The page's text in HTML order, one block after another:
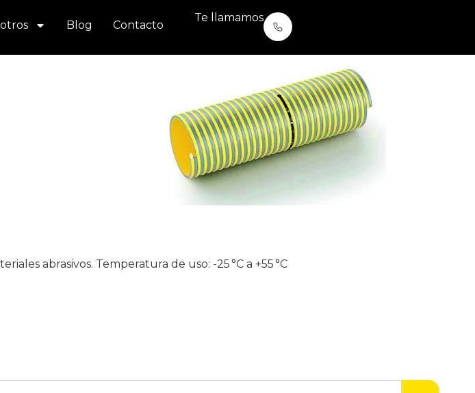
Blog Contacto
Te llamamos
abrasivos. Temperatura de uso: -25 °C a +55 °C